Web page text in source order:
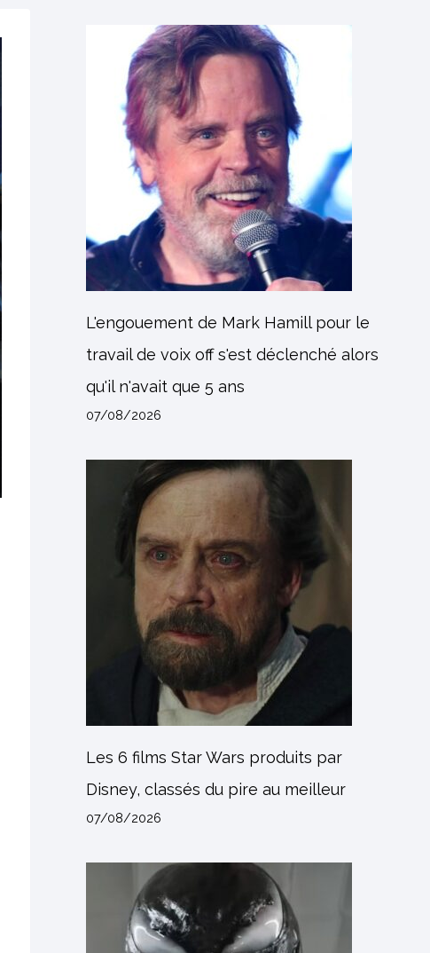
L'engouement de Mark Hamill pour le
travail de voix off s'est déclenché alors
qu'il n'avait que 5 ans
07/08/2026
Les 6 films Star Wars produits par
Disney, classés du pire au meilleur
07/08/2026